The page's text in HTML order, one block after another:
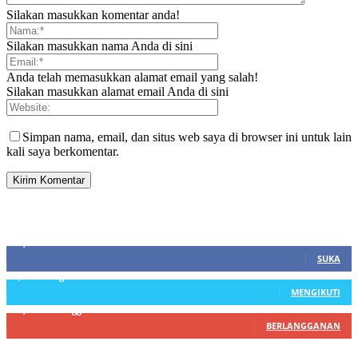
Silakan masukkan komentar anda!
Silakan masukkan nama Anda di sini
Anda telah memasukkan alamat email yang salah!
Silakan masukkan alamat email Anda di sini
Simpan nama, email, dan situs web saya di browser ini untuk lain
kali saya berkomentar.
SUKA
MENGIKUTI
BERLANGGANAN